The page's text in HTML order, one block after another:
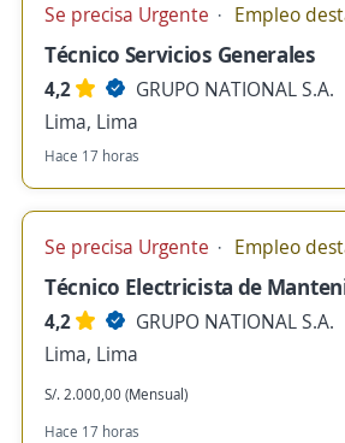
Se precisa Urgente Empleo
Técnico Servicios Generales
4,2
GRUPO NATIONAL S.A.
Lima, Lima
Hace 17 horas
Se precisa Urgente Empleo
Técnico Electricista de
4,2
GRUPO NATIONAL S.A.
Lima, Lima
S/. 2.000,00 (Mensual)
Hace 17 horas